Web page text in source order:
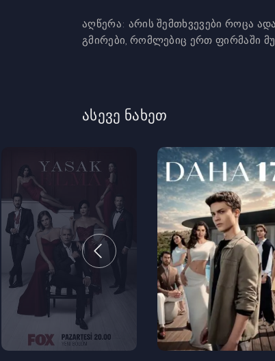
აღწერა: არის შემთხვევები როცა
გმირები, რომლებიც ერთ ფირმაში
ასევე ნახეთ